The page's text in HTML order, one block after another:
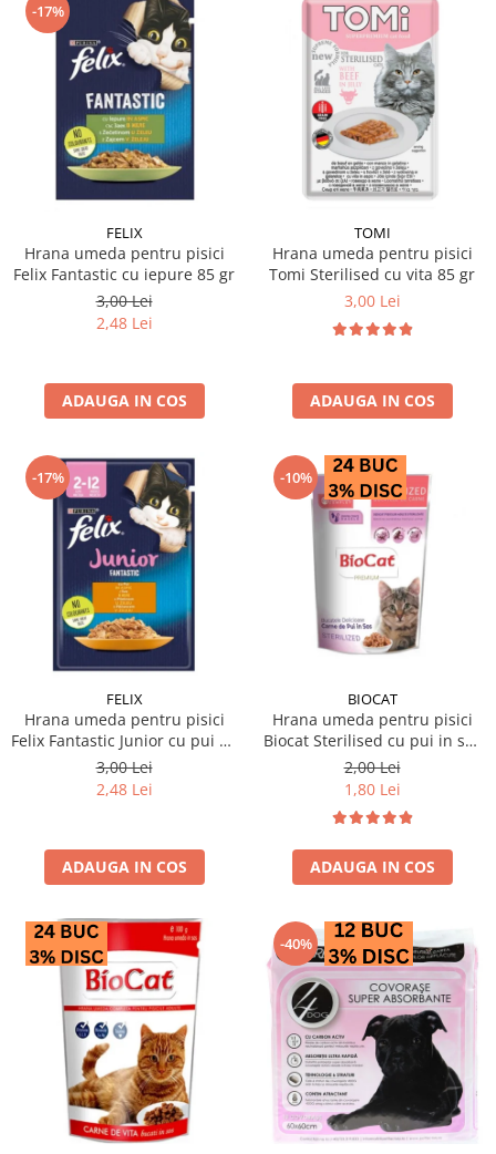
-17%
FELIX
Hrana umeda pentru pisici
Felix Fantastic cu iepure 85 gr
3,00 Lei
2,48 Lei
ADAUGA IN COS
TOMI
Hrana umeda pentru pisici
Tomi Sterilised cu vita 85 gr
3,00 Lei
ADAUGA IN COS
-17%
FELIX
Hrana umeda pentru pisici
Felix Fantastic Junior cu pui 85
gr
3,00 Lei
2,48 Lei
ADAUGA IN COS
-10%
BIOCAT
Hrana umeda pentru pisici
Biocat Sterilised cu pui in sos
85 gr
2,00 Lei
1,80 Lei
ADAUGA IN COS
-40%